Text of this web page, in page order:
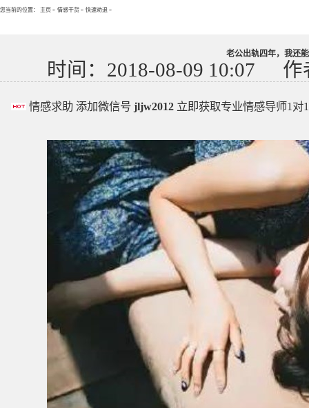
您当前的位置： 主页 > 情感干货 > 快速劝退 >
老公出轨四年，我还
时间：2018-08-09 10:07 作
情感求助 添加微信号 jljw2012 立即获取专业情感导师1对